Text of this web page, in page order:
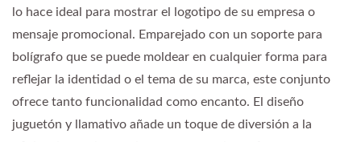
lo hace ideal para mostrar el logotipo de su empresa o
mensaje promocional. Emparejado con un soporte para
bolígrafo que se puede moldear en cualquier forma para
reflejar la identidad o el tema de su marca, este conjunto
ofrece tanto funcionalidad como encanto. El diseño
juguetón y llamativo añade un toque de diversión a la